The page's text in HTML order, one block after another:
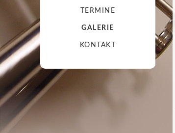
TERMINE
GALERIE
KONTAKT